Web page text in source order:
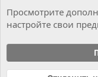
Cookies
Просмотрите
настройте свои